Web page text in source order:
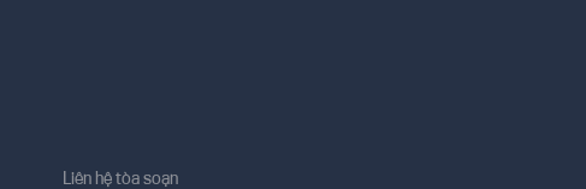
Liên hệ tòa soạn